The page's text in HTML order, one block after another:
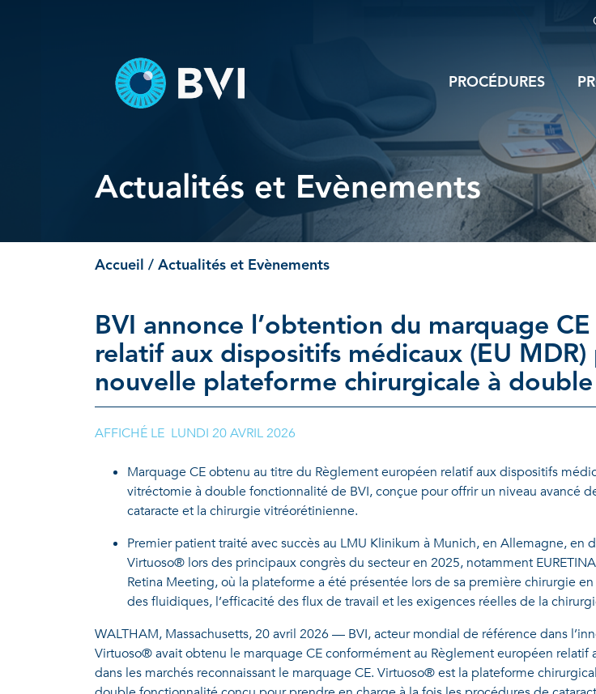
PROCÉDURES
Actualités et Evènements
Accueil / Actualités et Evènements
BVI annonce l’obtention du marquage
relatif aux dispositifs médicaux (EU
nouvelle plateforme chirurgicale à
AFFICHÉ LE LUNDI 20 AVRIL 2026
Marquage CE obtenu au titre du Règlement européen relatif aux dispositifs
vitréctomie à double fonctionnalité de BVI, conçue pour offrir un niveau avancé
cataracte et la chirurgie vitréorétinienne.
Premier patient traité avec succès au LMU Klinikum à Munich, en Allemagne,
Virtuoso® lors des principaux congrès du secteur en 2025, notamment
Retina Meeting, où la plateforme a été présentée lors de sa première chirurgie
des fluidiques, l’efficacité des flux de travail et les exigences réelles de la
WALTHAM, Massachusetts, 20 avril 2026 — BVI, acteur mondial de référence dans
Virtuoso® avait obtenu le marquage CE conformément au Règlement européen
dans les marchés reconnaissant le marquage CE. Virtuoso® est la plateforme